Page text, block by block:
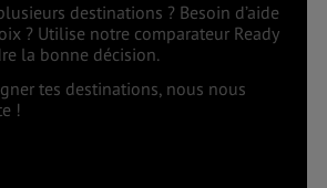
destinations ? Besoin d’aide
? Utilise notre comparateur Ready
la bonne décision.
tes destinations, nous nous
!